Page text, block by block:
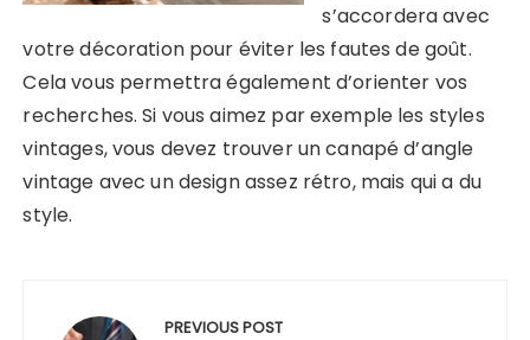
s’accordera avec
votre décoration pour éviter les fautes de goût.
Cela vous permettra également d’orienter vos
recherches. Si vous aimez par exemple les styles
vintages, vous devez trouver un canapé d’angle
vintage avec un design assez rétro, mais qui a du
style.
PREVIOUS POST